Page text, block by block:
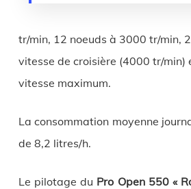
tr/min, 12 noeuds à 3000 tr/min,
vitesse de croisière (4000 tr/min)
vitesse maximum.
La consommation moyenne
de 8,2 litres/h.
Le pilotage du Pro Open 550 «